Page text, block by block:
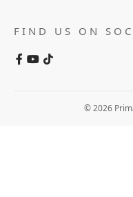
FIND US ON
© 2026